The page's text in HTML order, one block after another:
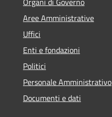
Aree Amministrative
Uffici
Enti e fondazioni
Politici
Personale Amministrativo
Documenti e dati